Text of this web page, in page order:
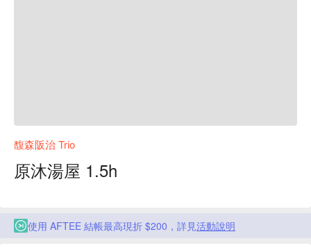
馥森阪治 Trio
原沐湯屋 1.5h
使用 AFTEE 結帳最高現折 $200，詳見活動說明